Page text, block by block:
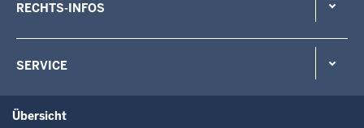
RECHTS-INFOS
SERVICE
Übersicht